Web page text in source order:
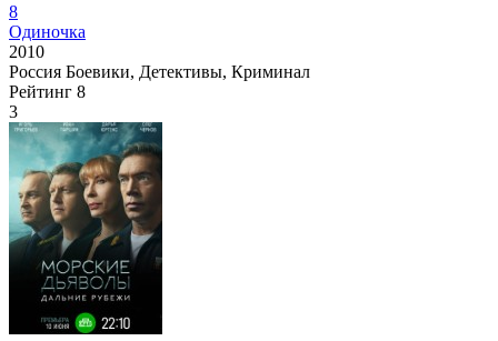
8
Одиночка
2010
Россия Боевики, Детективы, Криминал
Рейтинг 8
3